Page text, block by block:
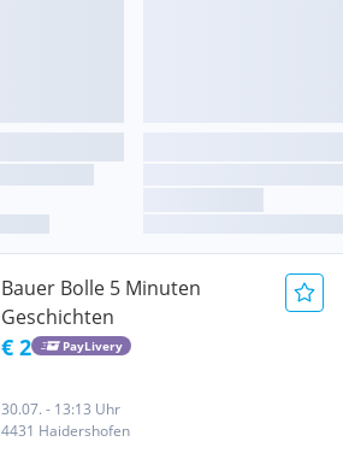
Bauer Bolle 5 Minuten
Geschichten
€ 2 PayLivery
30.07. - 13:13 Uhr
4431 Haidershofen